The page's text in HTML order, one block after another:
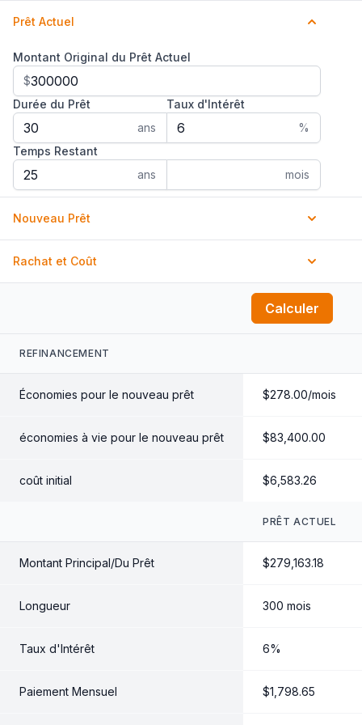
Prêt Actuel
Montant Original du Prêt Actuel
$
Durée du Prêt
ans
Taux d'Intérêt
%
Temps Restant
ans
mois
Nouveau Prêt
Rachat et Coût
$
Calculer
REFINANCEMENT
Économies pour le nouveau prêt $278.00/mois
économies à vie pour le nouveau prêt $83,400.00
coût initial $6,583.26
PRÊT ACTUEL
Montant Principal/Du Prêt $279,163.18
Longueur 300 mois
Taux d'Intérêt 6%
Paiement Mensuel $1,798.65